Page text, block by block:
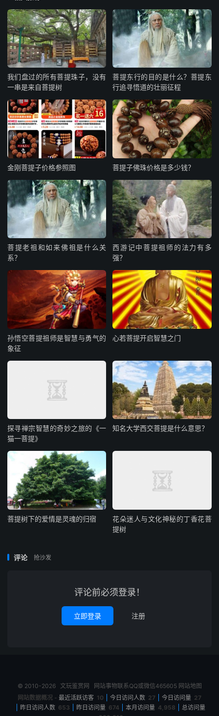
我们盘过的所有菩提珠子，没有
一串是来自菩提树
菩提东行的目的是什么？菩提东
行追寻悟道的壮丽征程
金刚菩提子价格参照图 菩提子佛珠价格是多少钱？
菩提老祖和如来佛祖是什么关
系？
西游记中菩提祖师的法力有多
强？
孙悟空菩提祖师是智慧与勇气的
象征
心若菩提开启智慧之门
探寻禅宗智慧的奇妙之旅的《一
猫一菩提》
知名大学西交菩提是什么意思？
菩提树下的爱情是灵魂的归宿
花朵迷人与文化神秘的丁香花菩
提树
评论 抢沙发
评论前必须登录！
立即登录 注册
© 2010-2026 文玩鉴赏网 网站事物联系QQ或微信465605 网站地图
网站数据概况 - 最近活跃访客 10 今日访问人数 27 今日访问量 27
昨日访问人数 653 昨日访问量 674 本月访问量 4,958
总访问量